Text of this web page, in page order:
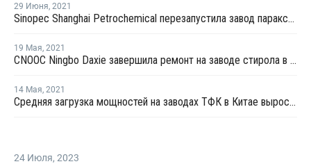
29 Июня, 2021
Sinopec Shanghai Petrochemical перезапустила завод параксилола № 1 после планового ремонта
19 Мая, 2021
CNOOC Ningbo Daxie завершила ремонт на заводе стирола в Нинбо
14 Мая, 2021
Средняя загрузка мощностей на заводах ТФК в Китае выросла в начале мая на 3%
24 Июля, 2023